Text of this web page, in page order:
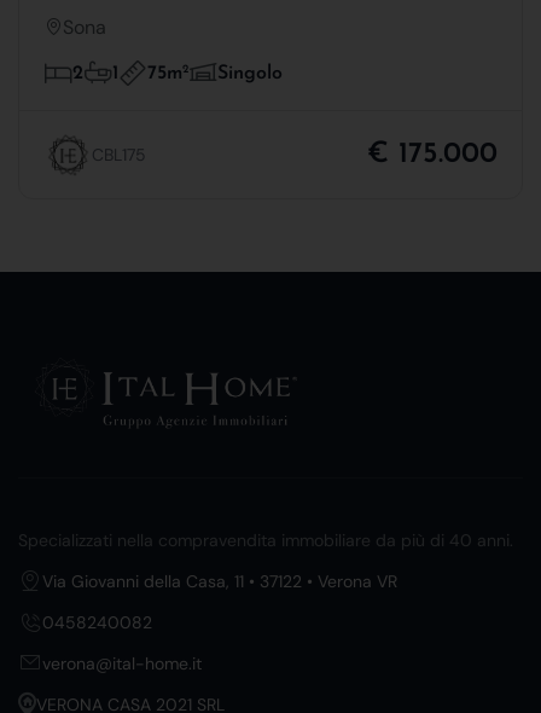
Sona
2 1 75m2 Singolo
CBL175 € 175.000
Specializzati nella compravendita immobiliare da più di 40 anni.
Via Giovanni della Casa, 11 • 37122 • Verona VR
0458240082
verona@ital-home.it
VERONA CASA 2021 SRL